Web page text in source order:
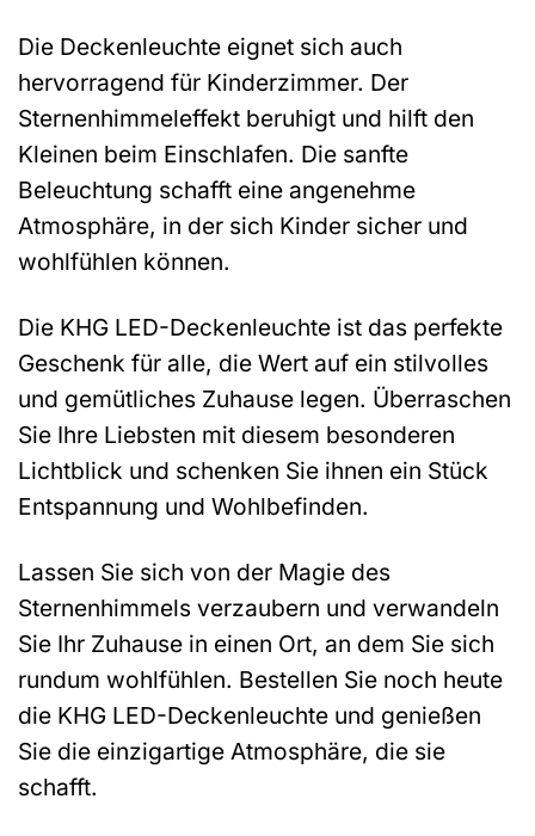
Die Deckenleuchte eignet sich auch
hervorragend für Kinderzimmer. Der
Sternenhimmeleffekt beruhigt und hilft den
Kleinen beim Einschlafen. Die sanfte
Beleuchtung schafft eine angenehme
Atmosphäre, in der sich Kinder sicher und
wohlfühlen können.
Die KHG LED-Deckenleuchte ist das perfekte
Geschenk für alle, die Wert auf ein stilvolles
und gemütliches Zuhause legen. Überraschen
Sie Ihre Liebsten mit diesem besonderen
Lichtblick und schenken Sie ihnen ein Stück
Entspannung und Wohlbefinden.
Lassen Sie sich von der Magie des
Sternenhimmels verzaubern und verwandeln
Sie Ihr Zuhause in einen Ort, an dem Sie sich
rundum wohlfühlen. Bestellen Sie noch heute
die KHG LED-Deckenleuchte und genießen
Sie die einzigartige Atmosphäre, die sie
schafft.